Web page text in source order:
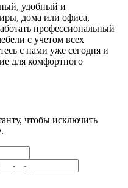
удобный и
дома или офиса,
профессиональный
с учетом всех
с нами уже сегодня и
для комфортного
чтобы исключить